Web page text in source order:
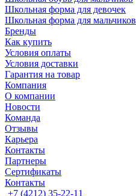
Школьная форма для девочек
Школьная форма для мальчиков
Бренды
Как купить
Условия оплаты
Условия доставки
Гарантия на товар
Компания
О компании
Новости
Команда
Отзывы
Карьера
Контакты
Партнеры
Сертификаты
Контакты
+7 (4212) 35-22-11